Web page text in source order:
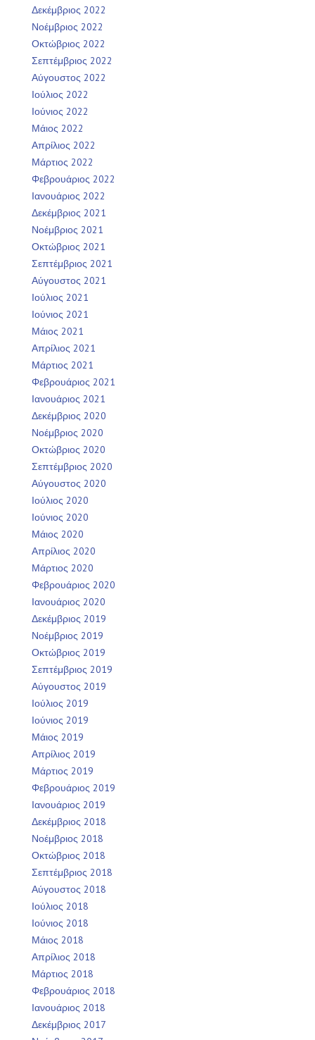
Δεκέμβριος 2022
Νοέμβριος 2022
Οκτώβριος 2022
Σεπτέμβριος 2022
Αύγουστος 2022
Ιούλιος 2022
Ιούνιος 2022
Μάιος 2022
Απρίλιος 2022
Μάρτιος 2022
Φεβρουάριος 2022
Ιανουάριος 2022
Δεκέμβριος 2021
Νοέμβριος 2021
Οκτώβριος 2021
Σεπτέμβριος 2021
Αύγουστος 2021
Ιούλιος 2021
Ιούνιος 2021
Μάιος 2021
Απρίλιος 2021
Μάρτιος 2021
Φεβρουάριος 2021
Ιανουάριος 2021
Δεκέμβριος 2020
Νοέμβριος 2020
Οκτώβριος 2020
Σεπτέμβριος 2020
Αύγουστος 2020
Ιούλιος 2020
Ιούνιος 2020
Μάιος 2020
Απρίλιος 2020
Μάρτιος 2020
Φεβρουάριος 2020
Ιανουάριος 2020
Δεκέμβριος 2019
Νοέμβριος 2019
Οκτώβριος 2019
Σεπτέμβριος 2019
Αύγουστος 2019
Ιούλιος 2019
Ιούνιος 2019
Μάιος 2019
Απρίλιος 2019
Μάρτιος 2019
Φεβρουάριος 2019
Ιανουάριος 2019
Δεκέμβριος 2018
Νοέμβριος 2018
Οκτώβριος 2018
Σεπτέμβριος 2018
Αύγουστος 2018
Ιούλιος 2018
Ιούνιος 2018
Μάιος 2018
Απρίλιος 2018
Μάρτιος 2018
Φεβρουάριος 2018
Ιανουάριος 2018
Δεκέμβριος 2017